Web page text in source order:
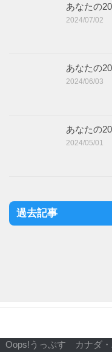
あなたの
2024/07/02
あなたの
2024/06/03
あなたの
2024/05/01
過去記事
Oops!うっぷす カナダ・